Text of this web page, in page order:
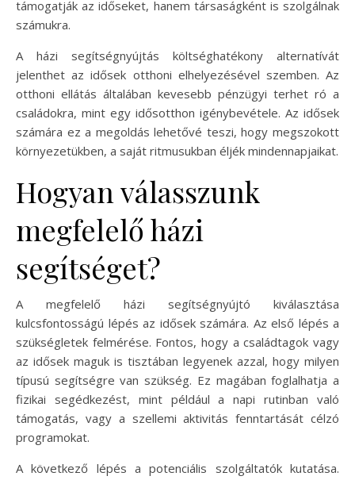
támogatják az időseket, hanem társaságként is szolgálnak
számukra.
A házi segítségnyújtás költséghatékony alternatívát
jelenthet az idősek otthoni elhelyezésével szemben. Az
otthoni ellátás általában kevesebb pénzügyi terhet ró a
családokra, mint egy idősotthon igénybevétele. Az idősek
számára ez a megoldás lehetővé teszi, hogy megszokott
környezetükben, a saját ritmusukban éljék mindennapjaikat.
Hogyan válasszunk
megfelelő házi
segítséget?
A megfelelő házi segítségnyújtó kiválasztása
kulcsfontosságú lépés az idősek számára. Az első lépés a
szükségletek felmérése. Fontos, hogy a családtagok vagy
az idősek maguk is tisztában legyenek azzal, hogy milyen
típusú segítségre van szükség. Ez magában foglalhatja a
fizikai segédkezést, mint például a napi rutinban való
támogatás, vagy a szellemi aktivitás fenntartását célzó
programokat.
A következő lépés a potenciális szolgáltatók kutatása.